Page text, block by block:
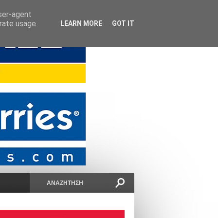
agent
usage
LEARN MORE GOT IT